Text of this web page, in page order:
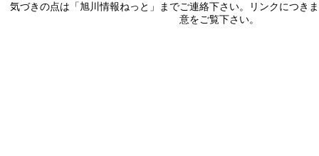
気づきの点は「旭川情報ねっと」までご連絡下さい。リンクにつき
意をご覧下さい。